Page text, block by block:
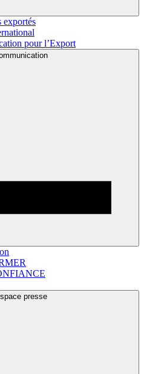
exportés
pour l’Export
presse